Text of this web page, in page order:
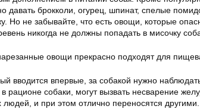
давать брокколи, огурец, шпинат, спелые
Но не забывайте, что есть овощи, которые
никогда не должны попадать в мисочку
овощи прекрасно подходят для
вводится впервые, за собакой нужно
рационе собаки, могут вызвать несварение
и при этом отлично переносятся